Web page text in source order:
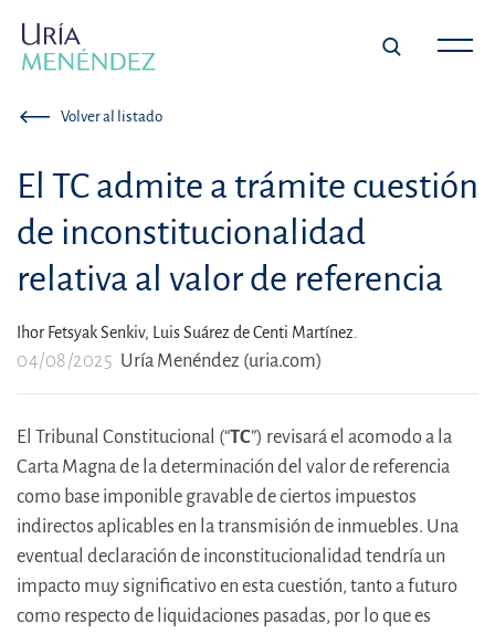
Volver al listado
El TC admite a trámite cuestión
de inconstitucionalidad
relativa al valor de referencia
Ihor Fetsyak Senkiv, Luis Suárez de Centi Martínez.
04/08/2025 Uría Menéndez (uria.com)
El Tribunal Constitucional (“TC”) revisará el acomodo a la
Carta Magna de la determinación del valor de referencia
como base imponible gravable de ciertos impuestos
indirectos aplicables en la transmisión de inmuebles. Una
eventual declaración de inconstitucionalidad tendría un
impacto muy significativo en esta cuestión, tanto a futuro
como respecto de liquidaciones pasadas, por lo que es